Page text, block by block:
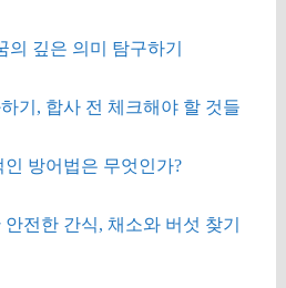
깊은 의미 탐구하기
기, 합사 전 체크해야 할 것들
방어법은 무엇인가?
전한 간식, 채소와 버섯 찾기